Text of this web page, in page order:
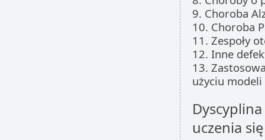
9. Choroba
10. Choroba
11. Zespoły
12. Inne
13.
użyciu
uczenia się